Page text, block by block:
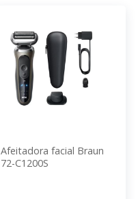
Afeitadora facial Braun
72-C1200S